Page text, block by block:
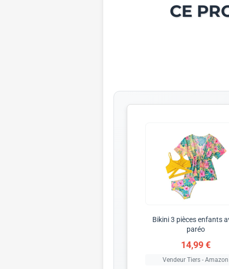
CE
Bikini 3 pièces enfants
paréo
14,99 €
Vendeur Tiers - Amazon